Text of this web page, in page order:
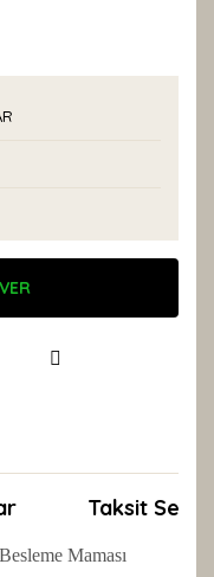
Taksit
Maması